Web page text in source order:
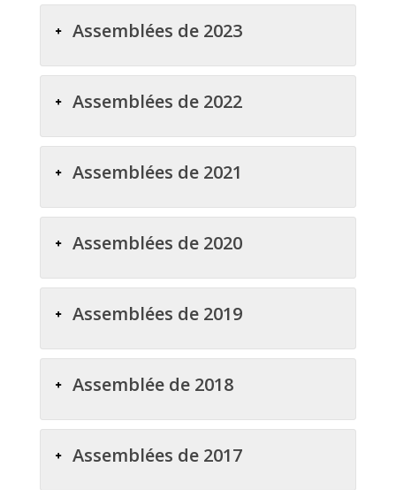
Assemblées de 2023
Assemblées de 2022
Assemblées de 2021
Assemblées de 2020
Assemblées de 2019
Assemblée de 2018
Assemblées de 2017